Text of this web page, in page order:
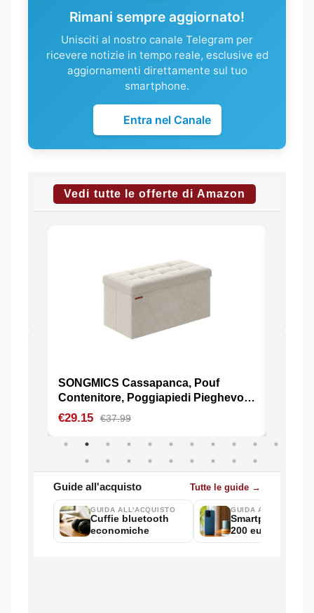
Rimani sempre aggiornato!
Unisciti al nostro canale Telegram per
ricevere notizie in tempo reale, esclusive ed
aggiornamenti direttamente sul tuo
smartphone.
Entra nel Canale